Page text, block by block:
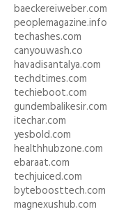
baeckereiweber.com
peoplemagazine.info
techashes.com
canyouwash.co
havadisantalya.com
techdtimes.com
techieboot.com
gundembalikesir.com
itechar.com
yesbold.com
healthhubzone.com
ebaraat.com
techjuiced.com
byteboosttech.com
magnexushub.com